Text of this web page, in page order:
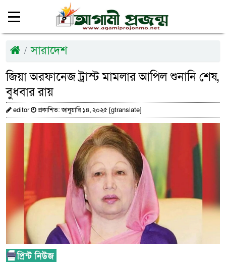
সারাদেশ
জিয়া অরফানেজ ট্রাস্ট মামলার আপিল শুনানি শেষ,
বুধবার রায়
editor প্রকাশিত: জানুয়ারি ১৪, ২০২৫ [gtranslate]